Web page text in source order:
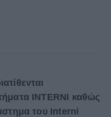
INTERNI καθώς
του Interni